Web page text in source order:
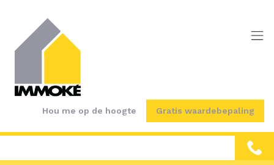
Hou me op de hoogte Gratis waardebepaling